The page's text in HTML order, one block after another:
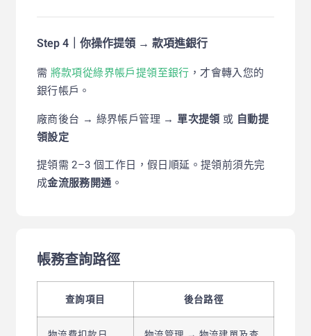
Step 4｜你操作提領 → 款項進銀行
需 將款項從綠界帳戶提領至銀行 ，才會轉入您的
銀行帳戶。
廠商後台 → 綠界帳戶管理 →單次提領 或 自動提
領設定
提領需 2–3 個工作日，假日順延。提領前須先完
成金流服務開通 。
帳務查詢路徑
查詢項目 後台路徑